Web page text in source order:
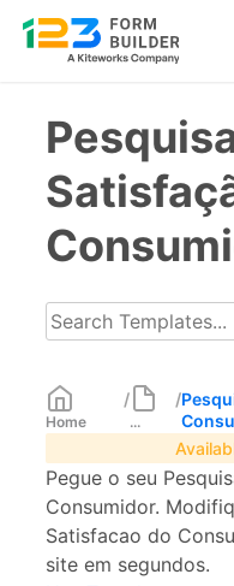
content
Home
/
...
/
Pegue o seu
Consumidor.
Satisfacao do
site em segundos.